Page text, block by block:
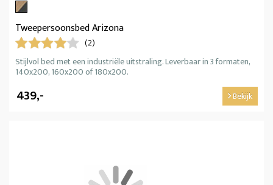
Tweepersoonsbed Arizona
(2)
Stijlvol bed met een industriële uitstraling. Leverbaar in 3 formaten,
140x200, 160x200 of 180x200.
439,- Bekijk